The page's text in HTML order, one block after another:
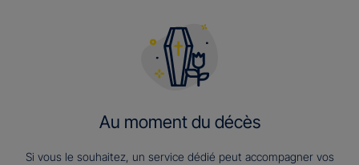
Au moment du décès
Si vous le souhaitez, un service dédié peut accompagner vos